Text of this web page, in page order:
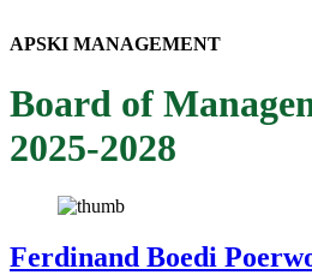
APSKI MANAGEMENT
Board of
2025-2028
Ferdinand Boedi